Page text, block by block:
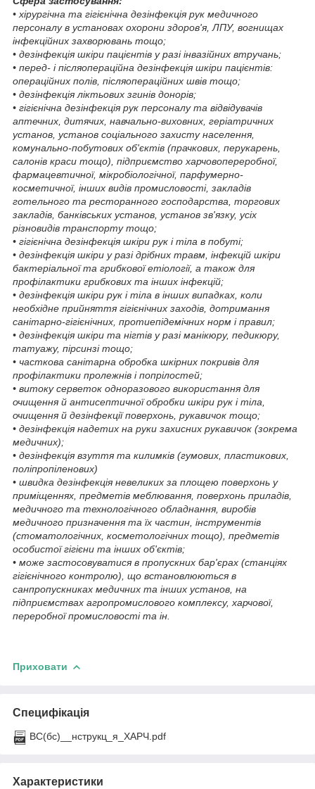
• хірургічна та гігієнічна дезінфекція рук медичного
персоналу в установах охорони здоров'я, ЛПУ, вогнищах
інфекційних захворювань тощо;
• дезінфекція шкіри пацієнтів у разі інвазійних втручань;
• перед- і післяопераційна дезінфекція шкіри пацієнтів:
операційних полів, післяопераційних швів тощо;
• дезінфекція ліктьових згинів донорів;
• гігієнічна дезінфекція рук персоналу та відвідувачів
аптечних, дитячих, навчально-виховних, геріатричних
установ, установ соціального захисту населення,
комунально-побутових об'єктів (прачкових, перукарень,
салонів краси тощо), підприємство харчовопереробної,
фармацевтичної, мікробіологічної, парфумерно-
косметичної, інших видів промисловості, закладів
готельного та ресторанного господарства, торгових
закладів, банківських установ, установ зв'язку, усіх
різновидів транспорту тощо;
• гігієнічна дезінфекція шкіри рук і тіла в побуті;
• дезінфекція шкіри у разі дрібних травм, інфекцій шкіри
бактеріальної та грибкової етіології, а також для
профілактики грибкових та інших інфекцій;
• дезінфекція шкіри рук і тіла в інших випадках, коли
необхідне прийняття гігієнічних заходів, дотримання
санітарно-гігієнічних, протиепідемічних норм і правил;
• дезінфекція шкіри та нігтів у разі манікюру, педикюру,
татуажу, пірсинзі тощо;
• часткова санітарна обробка шкірних покривів для
профілактики пролежнів і попрілостей;
• витоку серветок одноразового використання для
очищення й антисептичної обробки шкіри рук і тіла,
очищення й дезінфекції поверхонь, рукавичок тощо;
• дезінфекція надетих на руки захисних рукавичок (зокрема
медичних);
• дезінфекція взуття та килимків (гумових, пластикових,
поліпропіленових)
• швидка дезінфекція невеликих за площею поверхонь у
приміщеннях, предметів меблювання, поверхонь приладів,
медичного та технологічного обладнання, виробів
медичного призначення та їх частин, інструментів
(стоматологічних, косметологічних тощо), предметів
особистої гігієни та інших об'єктів;
• може застосовуватися в пропускних бар'єрах (станціях
гігієнічного контролю), що встановлюються в
санпропускниках медичних та інших установ, на
підприємствах агропромислового комплексу, харчової,
переробної промисловості та ін.
Приховати
Специфікація
ВС(бс)__нструкц_я_ХАРЧ.pdf
Характеристики